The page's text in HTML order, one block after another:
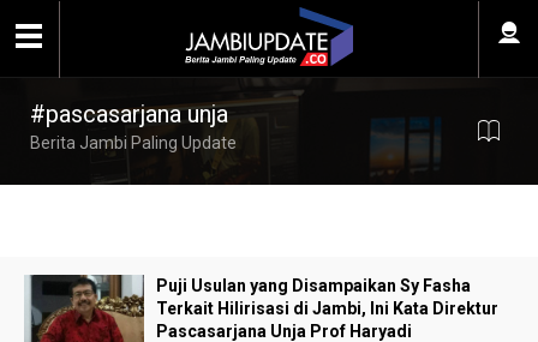
#pascasarjana unja
Berita Jambi Paling Update
Puji Usulan yang Disampaikan Sy Fasha
Terkait Hilirisasi di Jambi, Ini Kata Direktur
Pascasarjana Unja Prof Haryadi